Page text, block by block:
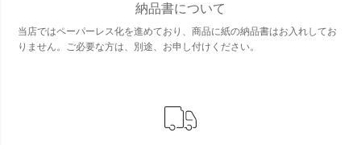
納品書について
当店ではペーパーレス化を進めており、商品に紙の納品書はお入れしてお
りません。ご必要な方は、別途、お申し付けください。